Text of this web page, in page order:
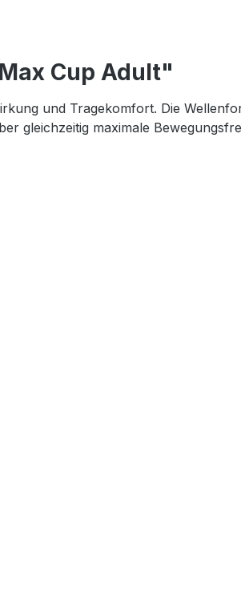
Cup Adult"
und Tragekomfort. Die
gleichzeitig maximale